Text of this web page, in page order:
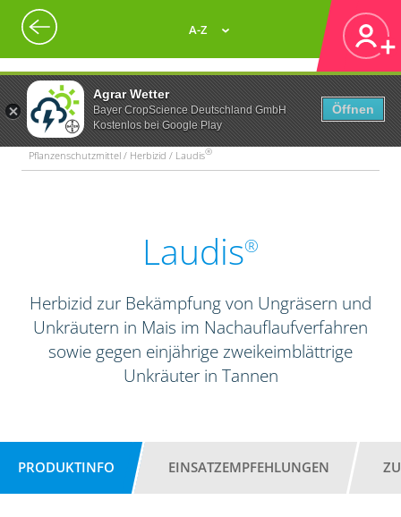
Agrar Wetter
Bayer CropScience Deutschland GmbH
Kostenlos bei Google Play
Öffnen
A-Z
Pflanzenschutzmittel / Herbizid / Laudis®
Laudis®
Herbizid zur Bekämpfung von Ungräsern und
Unkräutern in Mais im Nachauflaufverfahren
sowie gegen einjährige zweikeimblättrige
Unkräuter in Tannen
PRODUKTINFO EINSATZEMPFEHLUNGEN